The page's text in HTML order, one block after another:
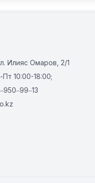
Илияс Омаров, 2/1
Пт 10:00-18:00;